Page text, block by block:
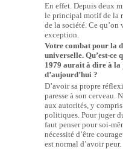
En effet. Depuis deux
le principal motif de la
de la société. Ce qu’on
exception.
Votre combat pour la
universelle. Qu’est-ce
1979 aurait à dire à la
d’aujourd’hui ?
D’avoir sa propre
paresse à son cerveau.
aux autorités, y
politiques. Pour juger
faut penser pour soi-
nécessité d’être
est normal d’avoir peur.